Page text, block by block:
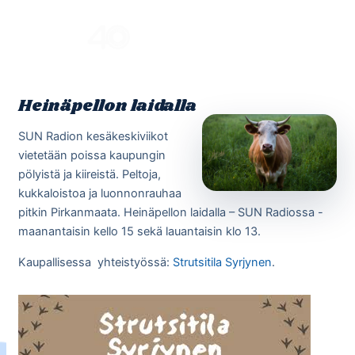
Heinäpellon laidalla
SUN Radion kesäkeskiviikot
vietetään poissa kaupungin
pölyistä ja kiireistä. Peltoja,
kukkaloistoa ja luonnonrauhaa
pitkin Pirkanmaata. Heinäpellon laidalla – SUN Radiossa -
maanantaisin kello 15 sekä lauantaisin klo 13.
Kaupallisessa yhteistyössä: Strutsitila Syrjynen.